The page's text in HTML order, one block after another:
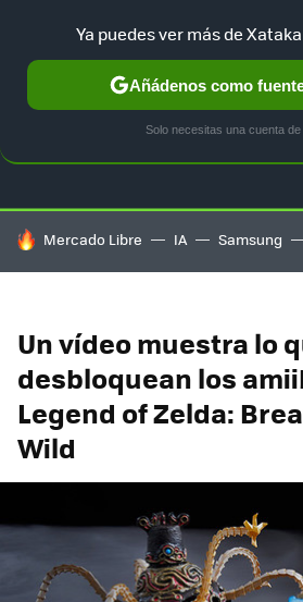
HOY SE HABLA DE
Mercado Libre IA Samsung
Un vídeo muestra lo
desbloquean los
Legend of Zelda:
Wild
Ya puedes ver más de
Añádenos como
Solo necesitas una cuenta de